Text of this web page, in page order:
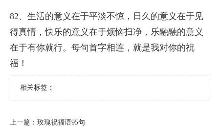
82、生活的意义在于平淡不惊，日久的意义在于见
得真情，快乐的意义在于烦恼扫净，乐融融的意义
在于有你就行。每句首字相连，就是我对你的祝
福！
相关标签：
上一篇： ​玫瑰祝福语95句